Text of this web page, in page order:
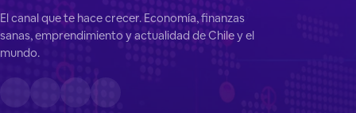
El canal que te hace crecer. Economía, finanzas
sanas, emprendimiento y actualidad de Chile y el
mundo.